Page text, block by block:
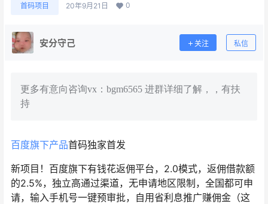
首码项目 20年9月21日 0
安分守己 关注 私信
更多有意向咨询vx：bgm6565 进群详细了解，，有扶
持
百度旗下产品首码独家首发
新项目！百度旗下有钱花返佣平台， 2.0模式，返佣借款额
的2.5%，独立高通过渠道，无申请地区限制，全国都可申
请，输入手机号一键预审批，自用省利息推广赚佣金（这